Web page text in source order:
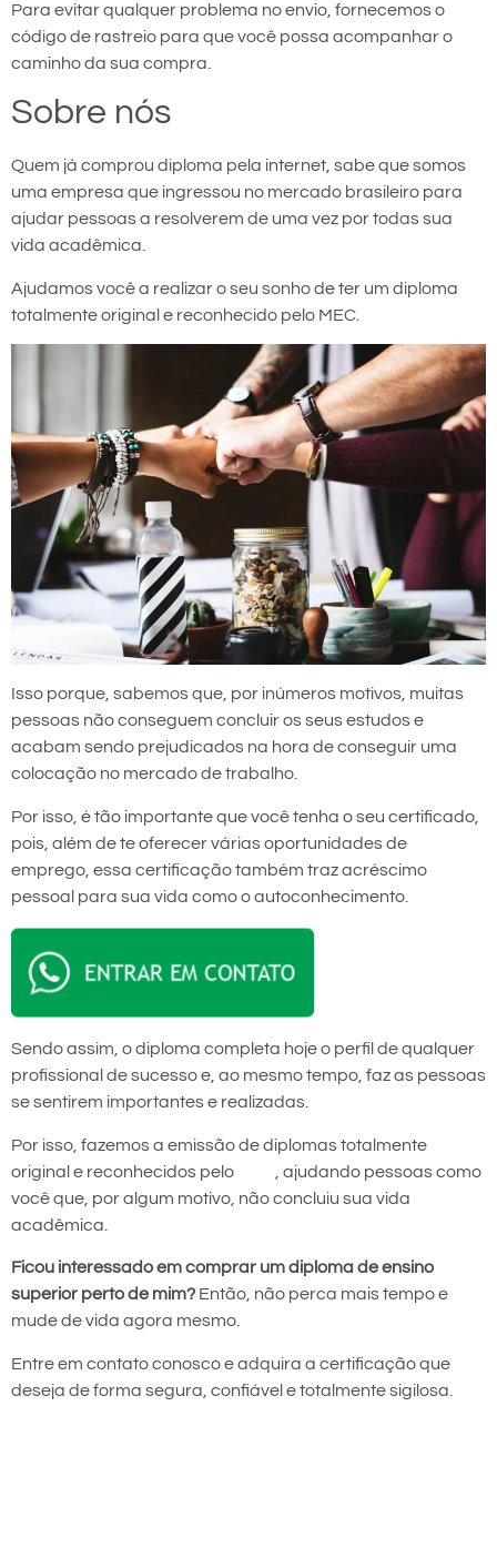
Para evitar qualquer problema no envio, fornecemos o
código de rastreio para que você possa acompanhar o
caminho da sua compra.
Sobre nós
Quem já comprou diploma pela internet, sabe que somos
uma empresa que ingressou no mercado brasileiro para
ajudar pessoas a resolverem de uma vez por todas sua
vida acadêmica.
Ajudamos você a realizar o seu sonho de ter um diploma
totalmente original e reconhecido pelo MEC.
Isso porque, sabemos que, por inúmeros motivos, muitas
pessoas não conseguem concluir os seus estudos e
acabam sendo prejudicados na hora de conseguir uma
colocação no mercado de trabalho.
Por isso, é tão importante que você tenha o seu certificado,
pois, além de te oferecer várias oportunidades de
emprego, essa certificação também traz acréscimo
pessoal para sua vida como o autoconhecimento.
Sendo assim, o diploma completa hoje o perfil de qualquer
profissional de sucesso e, ao mesmo tempo, faz as pessoas
se sentirem importantes e realizadas.
Por isso, fazemos a emissão de diplomas totalmente
original e reconhecidos pelo
, ajudando pessoas como
você que, por algum motivo, não concluiu sua vida
acadêmica.
Ficou interessado em comprar um diploma de ensino
superior perto de mim? Então, não perca mais tempo e
mude de vida agora mesmo.
Entre em contato conosco e adquira a certificação que
deseja de forma segura, confiável e totalmente sigilosa.